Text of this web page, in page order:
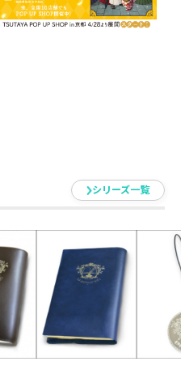
に特別なカードを封入。
楽しみです。
分、汗、汚れを丁寧に拭
ください。
レス）／ベロア（箱）
Ｄ4mm（ペンダ
パール）
ャスター50mmを含む）
シリーズ一覧